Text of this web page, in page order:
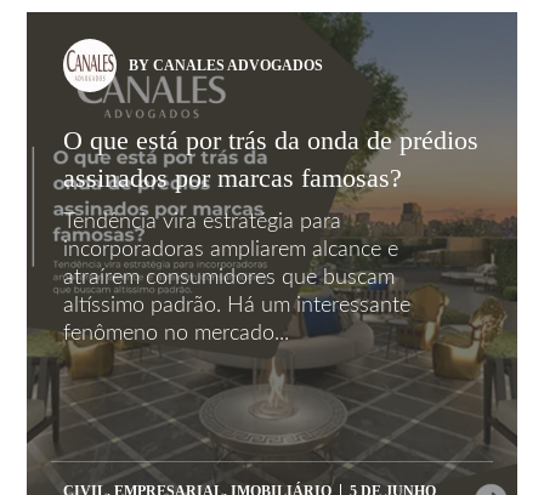
BY CANALES ADVOGADOS
O que está por trás da onda de prédios
assinados por marcas famosas?
Tendência vira estratégia para
incorporadoras ampliarem alcance e
atraírem consumidores que buscam
altíssimo padrão. Há um interessante
fenômeno no mercado...
CIVIL,EMPRESARIAL,IMOBILIÁRIO 5 DE JUNHO